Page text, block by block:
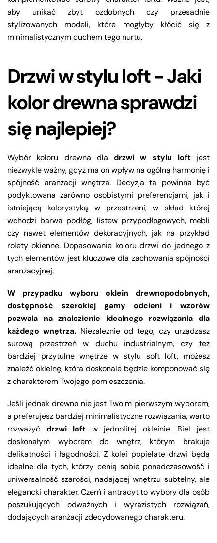
aby unikać zbyt ozdobnych czy przesadnie
stylizowanych modeli, które mogłyby kłócić się z
minimalistycznym duchem tego nurtu.
Drzwi w stylu loft - Jaki
kolor drewna sprawdzi
się najlepiej?
Wybór koloru drewna dla drzwi w stylu loftjest
niezwykle ważny, gdyż ma on wpływ na ogólną harmonię i
spójność aranżacji wnętrza. Decyzja ta powinna być
podyktowana zarówno osobistymi preferencjami, jak i
istniejącą kolorystyką w przestrzeni, w skład której
wchodzi barwa podłóg, listew przypodłogowych, mebli
czy nawet elementów dekoracyjnych, jak na przykład
rolety okienne. Dopasowanie koloru drzwi do jednego z
tych elementów jest kluczowe dla zachowania spójności
aranżacyjnej.
W przypadku wyboru oklein drewnopodobnych,
dostępność szerokiej gamy odcieni i wzorów
pozwala na znalezienie idealnego rozwiązania dla
każdego wnętrza. Niezależnie od tego, czy urządzasz
surową przestrzeń w duchu industrialnym, czy też
bardziej przytulne wnętrze w stylu soft loft, możesz
znaleźć okleinę, która doskonale będzie komponować się
z charakterem Twojego pomieszczenia.
Jeśli jednak drewno nie jest Twoim pierwszym wyborem,
a preferujesz bardziej minimalistyczne rozwiązania, warto
rozważyć drzwi loft w jednolitej okleinie. Biel jest
doskonałym wyborem do wnętrz, którym brakuje
delikatności i łagodności. Z kolei popielate drzwi będą
idealne dla tych, którzy cenią sobie ponadczasowość i
uniwersalność szarości, nadającej wnętrzu subtelny, ale
elegancki charakter. Czerń i antracyt to wybory dla osób
poszukujących odważnych i wyrazistych rozwiązań,
dodających aranżacji zdecydowanego charakteru.